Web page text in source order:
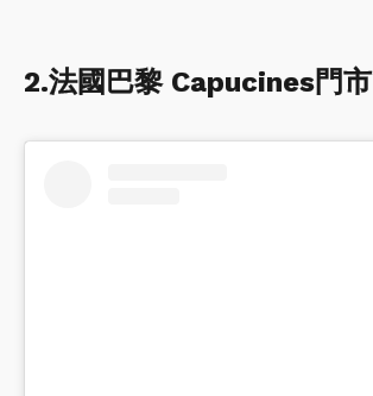
2.法國巴黎 Capucines門市